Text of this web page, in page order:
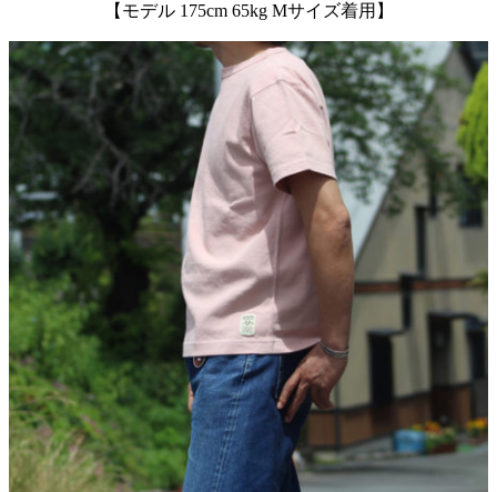
【モデル 175cm 65kg Mサイズ着用】